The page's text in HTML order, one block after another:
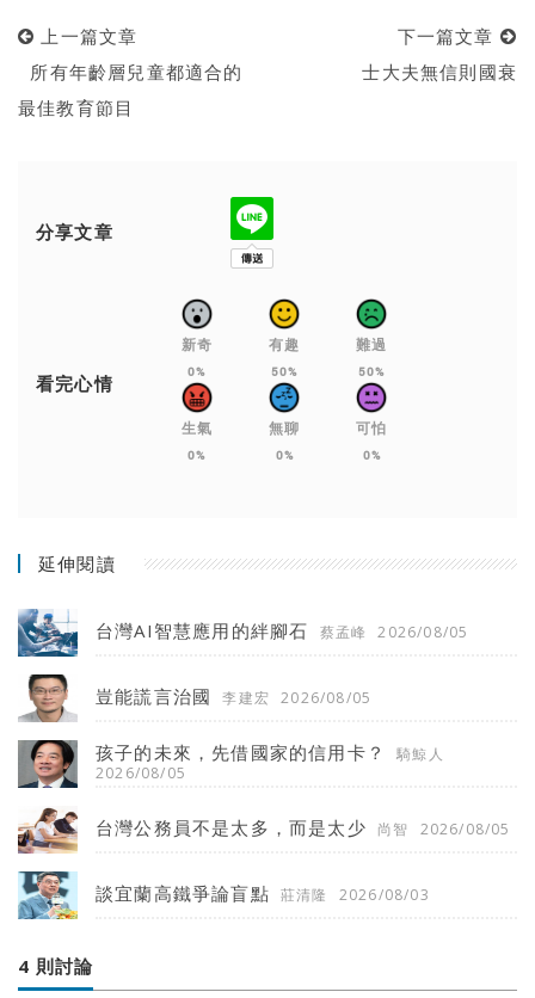
上一篇文章
所有年齡層兒童都適合的
最佳教育節目
下一篇文章
士大夫無信則國衰
分享文章
看完心情
新奇
0%
有趣
50%
難過
50%
生氣
0%
無聊
0%
可怕
0%
延伸閱讀
台灣AI智慧應用的絆腳石 蔡孟峰 2026/08/05
豈能謊言治國 李建宏 2026/08/05
孩子的未來，先借國家的信用卡？
騎鯨人
2026/08/05
台灣公務員不是太多，而是太少 尚智 2026/08/05
談宜蘭高鐵爭論盲點 莊清隆 2026/08/03
4 則討論